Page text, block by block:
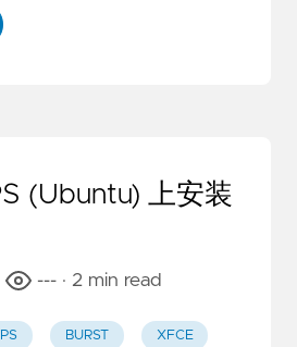
(Ubuntu) 上安装
--- · 2 min read
BURST XFCE